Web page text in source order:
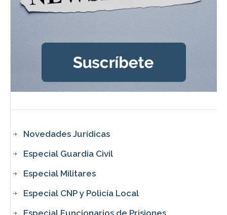
Novedades Jurídicas
Especial Guardia Civil
Especial Militares
Especial CNP y Policía Local